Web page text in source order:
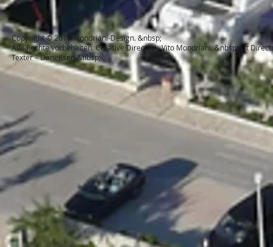
Copyright © 2016 Mondriani-Design. &nbsp;
Alle Rechte vorbehalten. Creative Director – Vito Mondriani .&nbsp;Art
Texter – DaneKsen.&nbsp;